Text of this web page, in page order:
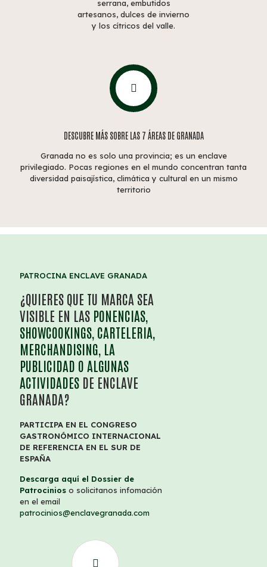
serrana, embutidos
artesanos, dulces de invierno
y los cítricos del valle.
DESCUBRE MÁS SOBRE LAS 7 ÁREAS DE GRANADA
Granada no es solo una provincia; es un enclave
privilegiado. Pocas regiones en el mundo concentran tanta
diversidad paisajística, climática y cultural en un mismo
territorio
PATROCINA ENCLAVE GRANADA
¿QUIERES QUE TU MARCA SEA
VISIBLE EN LAS PONENCIAS,
SHOWCOOKINGS, CARTELERIA,
MERCHANDISING, LA
PUBLICIDAD O ALGUNAS
ACTIVIDADES DE ENCLAVE
GRANADA?
PARTICIPA EN EL CONGRESO
GASTRONÓMICO INTERNACIONAL
DE REFERENCIA EN EL SUR DE
ESPAÑA
Descarga aquí el Dossier de
Patrocinios o solicitanos infomación
en el email
patrocinios@enclavegranada.com